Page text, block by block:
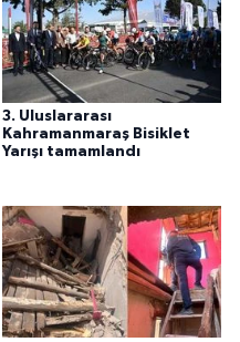
3. Uluslararası
Kahramanmaraş Bisiklet
Yarışı tamamlandı